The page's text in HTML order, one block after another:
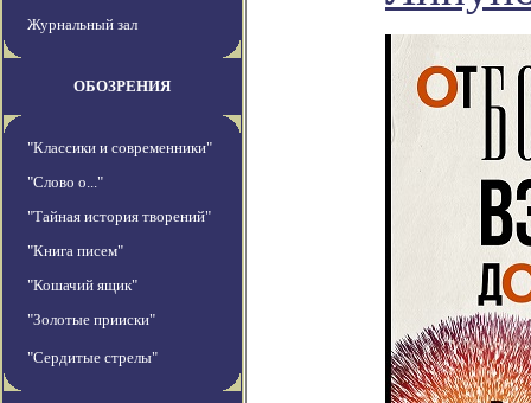
Журнальный зал
ОБОЗРЕНИЯ
"Классики и современники"
"Слово о..."
"Тайная история творений"
"Книга писем"
"Кошачий ящик"
"Золотые прииски"
"Сердитые стрелы"